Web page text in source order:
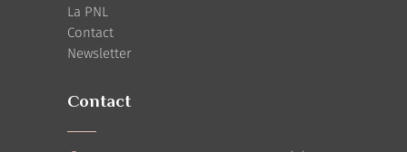
La PNL
Contact
Newsletter
Contact